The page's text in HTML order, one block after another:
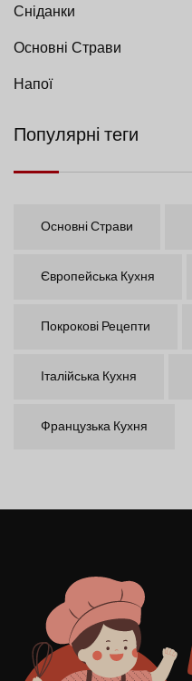
Сніданки
Основні Страви
Напої
Популярні теги
Основні Страви
Європейська Кухня
Покрокові Рецепти
Італійська Кухня
Французька Кухня